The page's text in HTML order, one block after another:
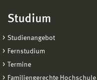
Studium
Studienangebot
Fernstudium
Termine
Familiengerechte Hochschule